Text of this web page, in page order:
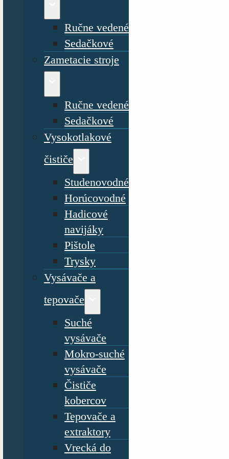
Ručne vedené
Sedačkové
Zametacie stroje
Ručne vedené
Sedačkové
Vysokotlakové
čističe
Studenovodné
Horúcovodné
Hadicové
navijáky
Pištole
Trysky
Vysávače a
tepovače
Suché
vysávače
Mokro-suché
vysávače
Čističe
kobercov
Tepovače a
extraktory
Vrecká do